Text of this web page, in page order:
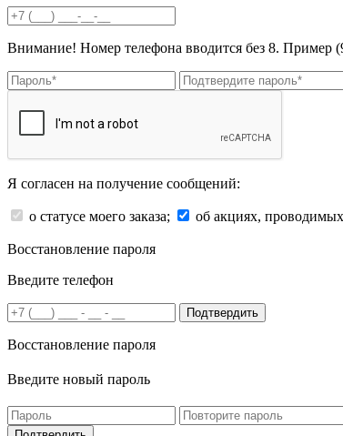
Внимание! Номер телефона вводится без 8. Пример
Я согласен на получение сообщений:
о статусе моего заказа; об акциях,
Восстановление пароля
Введите телефон
Подтвердить
Восстановление пароля
Введите новый пароль